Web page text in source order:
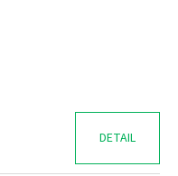
DETAIL